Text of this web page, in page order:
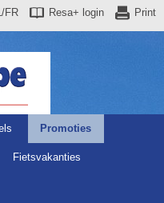
Print
Resa+ login
FR
Promoties
Fietsvakanties